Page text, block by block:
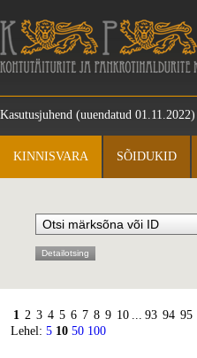
Kasutusjuhend (uuendatud 01.11.2022)
KINNISVARA SÕIDUKID
Detailotsing
1 2 3 4 5 6 7 8 9 10 ... 93 94 95
Lehel: 5 10 50 100